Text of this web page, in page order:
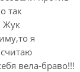
так
Жук
я
вела-браво!!!